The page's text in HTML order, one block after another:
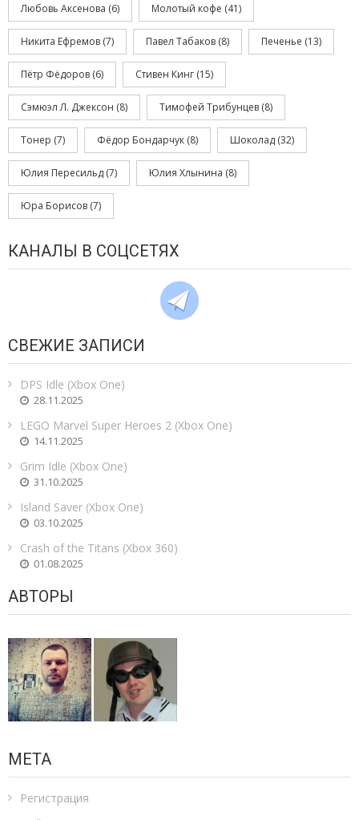
Любовь Аксенова (6) Молотый кофе (41)
Никита Ефремов (7) Павел Табаков (8) Печенье (13)
Пётр Фёдоров (6) Стивен Кинг (15)
Сэмюэл Л. Джексон (8) Тимофей Трибунцев (8)
Тонер (7) Фёдор Бондарчук (8) Шоколад (32)
Юлия Пересильд (7) Юлия Хлынина (8)
Юра Борисов (7)
КАНАЛЫ В СОЦСЕТЯХ
СВЕЖИЕ ЗАПИСИ
DPS Idle (Xbox One)
28.11.2025
LEGO Marvel Super Heroes 2 (Xbox One)
14.11.2025
Grim Idle (Xbox One)
31.10.2025
Island Saver (Xbox One)
03.10.2025
Crash of the Titans (Xbox 360)
01.08.2025
АВТОРЫ
МЕТА
Регистрация